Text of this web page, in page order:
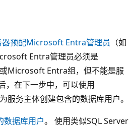
预配Microsoft Entra管理员 （如
Entra管理员必须是
Microsoft Entra组，但不能是服
，在下一步中，可以使用
务主体创建包含的数据库用户。
数据库用户。 使用类似SQL Server